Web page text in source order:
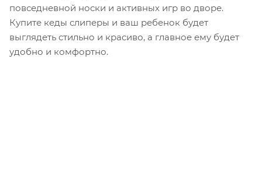
повседневной носки и активных игр во дворе.
Купите кеды слиперы и ваш ребенок будет
выглядеть стильно и красиво, а главное ему будет
удобно и комфортно.